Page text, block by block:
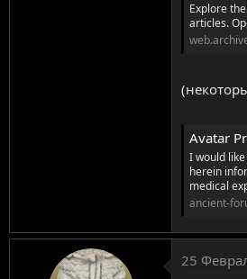
Explore
articles.
Avatar
I would
herein
medical
ancient-
25